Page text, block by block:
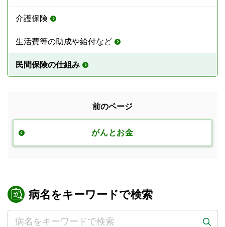
介護保険
生活費等の助成や給付など
民間保険の仕組み
前のページ
がんとお金
病名をキーワードで検索